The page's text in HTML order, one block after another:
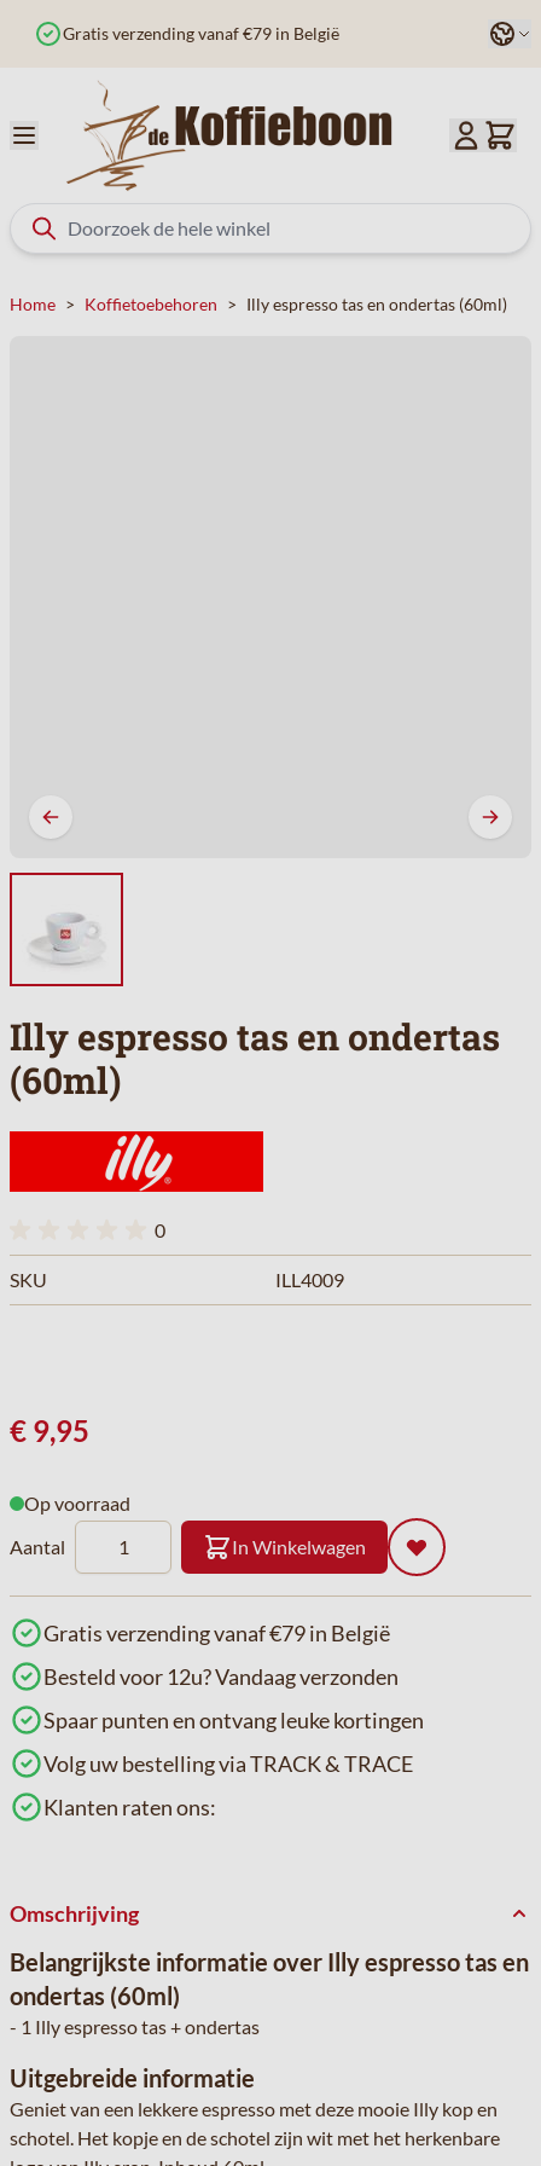
Besteld voor 12u? Vandaag verzonden Taal
Home > Koffietoebehoren > Illy espresso tas en ondertas (60ml)
Illy espresso tas en ondertas
(60ml)
0
SKU ILL4009
€ 9,95
Op voorraad
Aantal
In Winkelwagen
Gratis verzending vanaf €79 in België
Besteld voor 12u? Vandaag verzonden
Spaar punten en ontvang leuke kortingen
Volg uw bestelling via TRACK & TRACE
Klanten raten ons:
Omschrijving
Belangrijkste informatie over Illy espresso tas en
ondertas (60ml)
- 1 Illy espresso tas + ondertas
Uitgebreide informatie
Geniet van een lekkere espresso met deze mooie Illy kop en
schotel. Het kopje en de schotel zijn wit met het herkenbare